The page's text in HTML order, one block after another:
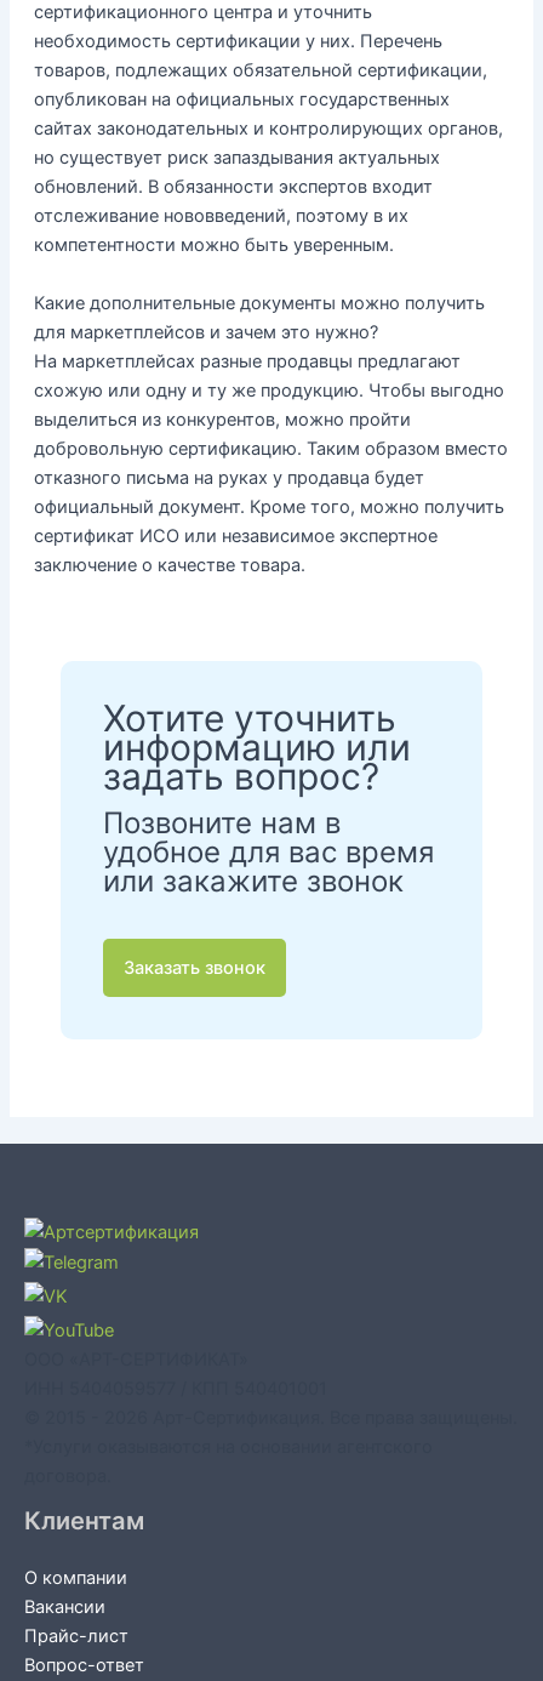
сертификационного центра и уточнить
необходимость сертификации у них. Перечень
товаров, подлежащих обязательной сертификации,
опубликован на официальных государственных
сайтах законодательных и контролирующих органов,
но существует риск запаздывания актуальных
обновлений. В обязанности экспертов входит
отслеживание нововведений, поэтому в их
компетентности можно быть уверенным.
Какие дополнительные документы можно получить
для маркетплейсов и зачем это нужно?
На маркетплейсах разные продавцы предлагают
схожую или одну и ту же продукцию. Чтобы выгодно
выделиться из конкурентов, можно пройти
добровольную сертификацию. Таким образом вместо
отказного письма на руках у продавца будет
официальный документ. Кроме того, можно получить
сертификат ИСО или независимое экспертное
заключение о качестве товара.
Хотите уточнить
информацию или
задать вопрос?
Позвоните нам в
удобное для вас время
или закажите звонок
Заказать звонок
Клиентам
О компании
Вакансии
Прайс-лист
Вопрос-ответ